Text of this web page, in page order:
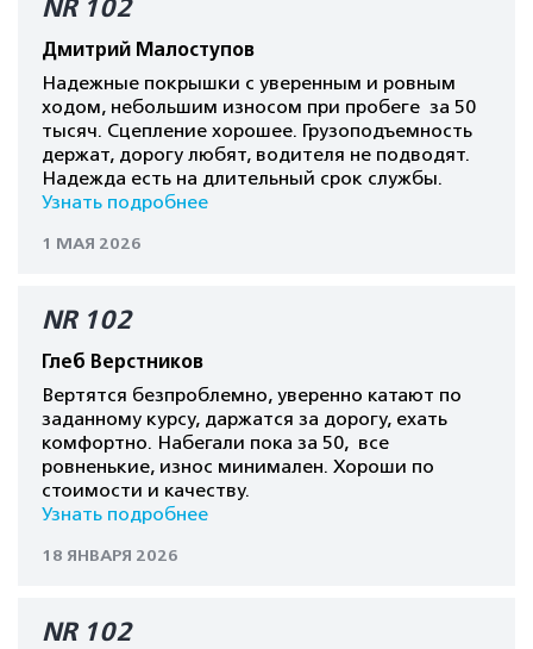
NR 102
Дмитрий Малоступов
Надежные покрышки с уверенным и ровным
ходом, небольшим износом при пробеге за 50
тысяч. Сцепление хорошее. Грузоподъемность
держат, дорогу любят, водителя не подводят.
Надежда есть на длительный срок службы.
Узнать подробнее
1 МАЯ 2026
NR 102
Глеб Верстников
Вертятся безпроблемно, уверенно катают по
заданному курсу, даржатся за дорогу, ехать
комфортно. Набегали пока за 50, все
ровненькие, износ минимален. Хороши по
стоимости и качеству.
Узнать подробнее
18 ЯНВАРЯ 2026
NR 102